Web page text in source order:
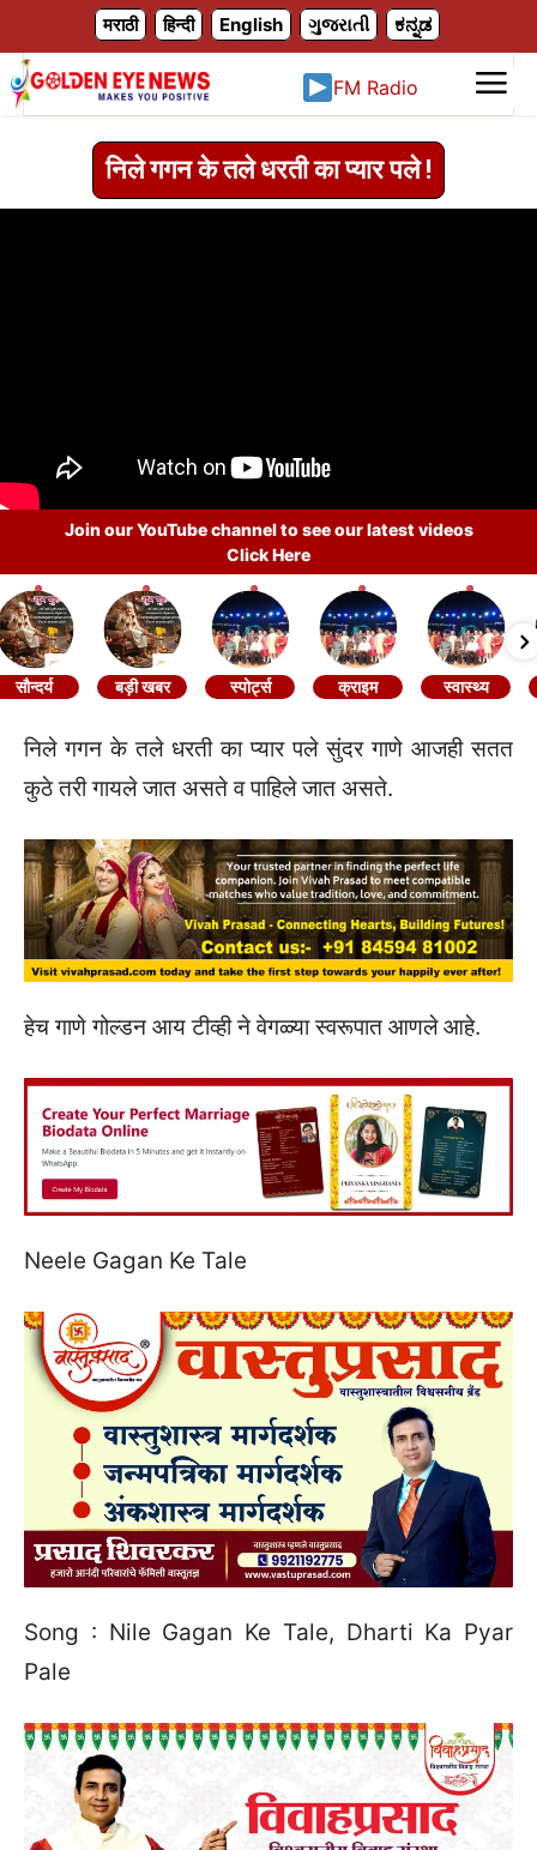
मराठी हिन्दी English ગુજરાતી ಕನ್ನಡ
FM Radio
निले गगन के तले धरती का प्यार पले !
Join our YouTube channel to see our latest videos
Click Here
सौन्दर्य बड़ी खबर स्पोर्ट्स क्राइम स्वास्थ्य
निले गगन के तले धरती का प्यार पले सुंदर गाणे आजही सतत
कुठे तरी गायले जात असते व पाहिले जात असते.
हेच गाणे गोल्डन आय टीव्ही ने वेगळ्या स्वरूपात आणले आहे.
Neele Gagan Ke Tale
Song : Nile Gagan Ke Tale, Dharti Ka Pyar
Pale